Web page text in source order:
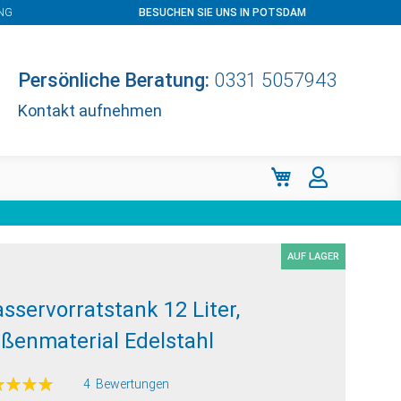
BESUCHEN SIE UNS IN POTSDAM
Persönliche Beratung: 0331 5057943
Kontakt aufnehmen
Mein Warenkorb
AUF LAGER
12 Liter,
Edelstahl
4 Bewertungen